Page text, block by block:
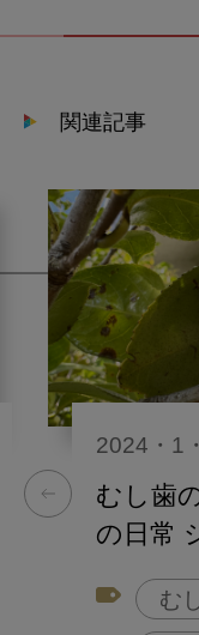
関連記事
2024・1
むし歯
の日常
む